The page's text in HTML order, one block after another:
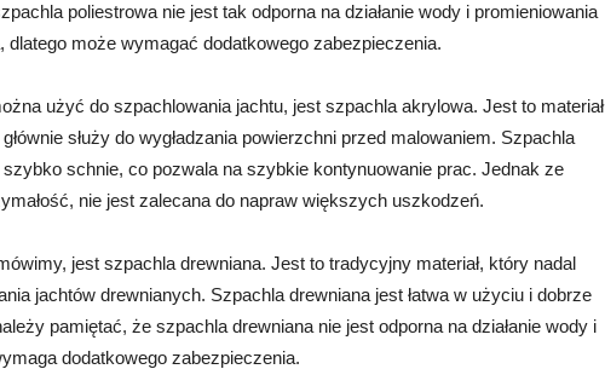
poliestrowa nie jest tak odporna na działanie wody i promieniowania
może wymagać dodatkowego zabezpieczenia.
użyć do szpachlowania jachtu, jest szpachla akrylowa. Jest to materiał
służy do wygładzania powierzchni przed malowaniem. Szpachla
schnie, co pozwala na szybkie kontynuowanie prac. Jednak ze
nie jest zalecana do napraw większych uszkodzeń.
jest szpachla drewniana. Jest to tradycyjny materiał, który nadal
jachtów drewnianych. Szpachla drewniana jest łatwa w użyciu i dobrze
pamiętać, że szpachla drewniana nie jest odporna na działanie wody i
dodatkowego zabezpieczenia.